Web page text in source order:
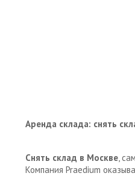
Аренда склада: снять
Снять склад в Москве,
Компания Praedium